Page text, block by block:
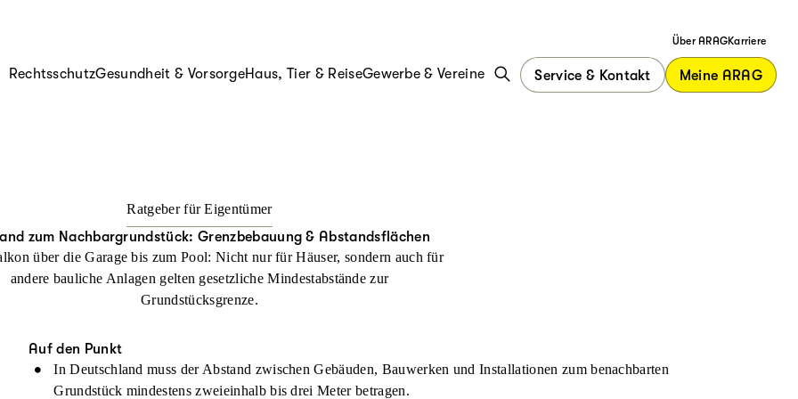
RechtsschutzGesundheit & VorsorgeHaus, Tier & ReiseGewerbe & Vereine Service & Kontakt Meine ARAG
Über ARAGKarriere
Ratgeber für Eigentümer
zum Nachbargrundstück: Grenzbebauung & Abstandsflächen
über die Garage bis zum Pool: Nicht nur für Häuser, sondern auch für
andere bauliche Anlagen gelten gesetzliche Mindestabstände zur
Grundstücksgrenze.
Auf den Punkt
In Deutschland muss der Abstand zwischen Gebäuden, Bauwerken und Installationen zum benachbarten
Grundstück mindestens zweieinhalb bis drei Meter betragen.